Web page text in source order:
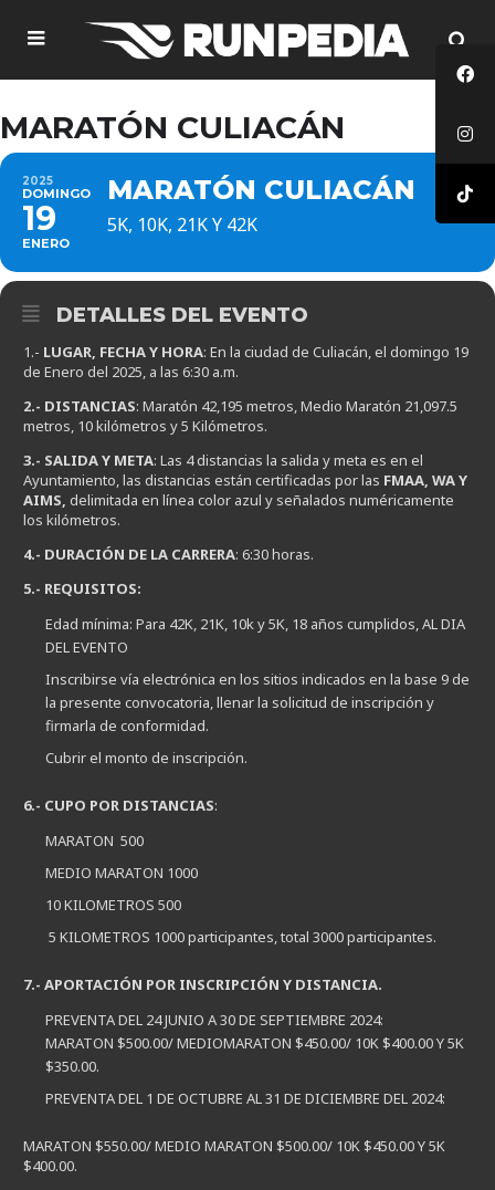
MARATÓN CULIACÁN
2025
DOMINGO
19
ENERO
MARATÓN CULIACÁN
5K, 10K, 21K Y 42K
DETALLES DEL EVENTO
1.- LUGAR, FECHA Y HORA: En la ciudad de Culiacán, el domingo 19
de Enero del 2025, a las 6:30 a.m.
2.- DISTANCIAS: Maratón 42,195 metros, Medio Maratón 21,097.5
metros, 10 kilómetros y 5 Kilómetros.
3.- SALIDA Y META: Las 4 distancias la salida y meta es en el
Ayuntamiento, las distancias están certificadas por las FMAA, WA Y
AIMS, delimitada en línea color azul y señalados numéricamente
los kilómetros.
4.- DURACIÓN DE LA CARRERA: 6:30 horas.
5.- REQUISITOS:
Edad mínima: Para 42K, 21K, 10k y 5K, 18 años cumplidos, AL DIA
DEL EVENTO
Inscribirse vía electrónica en los sitios indicados en la base 9 de
la presente convocatoria, llenar la solicitud de inscripción y
firmarla de conformidad.
Cubrir el monto de inscripción.
6.- CUPO POR DISTANCIAS:
MARATON 500
MEDIO MARATON 1000
10 KILOMETROS 500
5 KILOMETROS 1000 participantes, total 3000 participantes.
7.- APORTACIÓN POR INSCRIPCIÓN Y DISTANCIA.
PREVENTA DEL 24 JUNIO A 30 DE SEPTIEMBRE 2024:
MARATON $500.00/ MEDIOMARATON $450.00/ 10K $400.00 Y 5K
$350.00.
PREVENTA DEL 1 DE OCTUBRE AL 31 DE DICIEMBRE DEL 2024:
MARATON $550.00/ MEDIO MARATON $500.00/ 10K $450.00 Y 5K
$400.00.